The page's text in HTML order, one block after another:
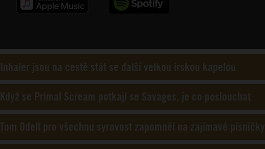
Inhaler jsou na cestě stát se další velkou irskou kapelou
Když se Primal Scream potkají se Savages, je co poslouchat
Tom Odell pro všechnu syrovost zapomněl na zajímavé písničky